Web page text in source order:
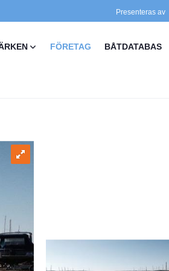
Presenteras av
FÖRETAG BÅTDATABAS